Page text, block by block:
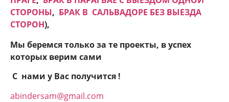
СТОРОНЫ, БРАК В САЛЬВАДОРЕ БЕЗ ВЫЕЗДА
СТОРОН),
Мы беремся только за те проекты, в успех
которых верим сами
С нами у Вас получится !
abindersam@gmail.com